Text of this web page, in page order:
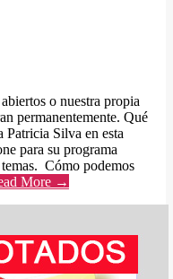
o nuestra propia
permanentemente. Qué
Silva en esta
para su programa
Cómo podemos
More →